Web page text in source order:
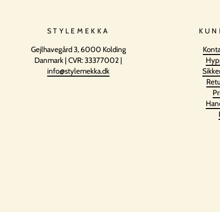
STYLEMEKKA
Gejlhavegård 3, 6000 Kolding
Danmark | CVR: 33377002 |
info@stylemekka.dk